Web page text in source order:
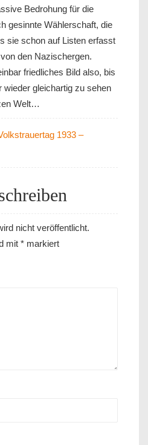
Bedrohung für die
gesinnte Wählerschaft, die
sie schon auf Listen erfasst
den Nazischergen.
friedliches Bild also, bis
wieder gleichartig zu sehen
Welt…
1933 –
nicht veröffentlicht.
mit * markiert